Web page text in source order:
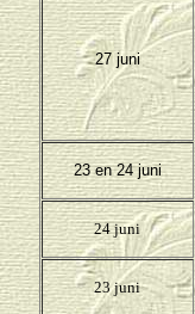
27 juni
23 en 24 juni
24 juni
23 juni